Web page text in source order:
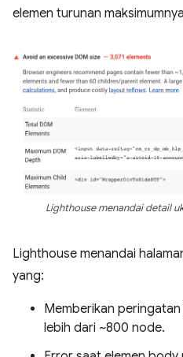
elemen turunan
Lighthouse menandai detail
Lighthouse menandai
yang:
Memberikan peringatan
lebih dari ~800 node.